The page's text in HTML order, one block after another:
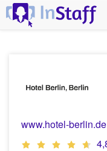
www.hotel-berlin.de